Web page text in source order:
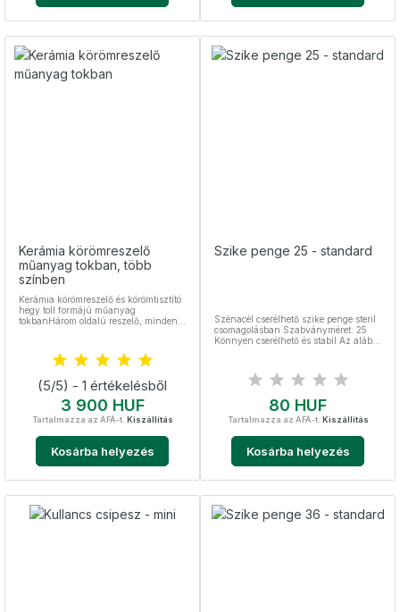
Kerámia körömreszelő
műanyag tokban, több
színben
Kerámia körömreszelő és körömtisztító
hegy toll formájú műanyag
tokbanHárom oldalú reszelő, minden
oldala árkolt, ami a köröm
formázásában segít. Teljes hossza 140
Választható színek: zöld, kék, lila,
narancs
(5/5) - 1 értékelésből
Ár
3 900 HUF
Tartalmazza az ÁFÁ-t. Kiszállítás
Kosárba helyezés
Szike penge 25 - standard
Szénacél cserélhető szike penge steril
csomagolásban Szabványméret: 25
Könnyen cserélhető és stabil Az alábbi
Ár
80 HUF
Tartalmazza az ÁFÁ-t. Kiszállítás
Kosárba helyezés